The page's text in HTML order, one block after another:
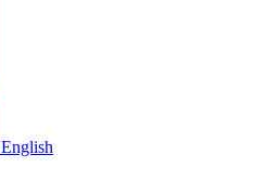
English